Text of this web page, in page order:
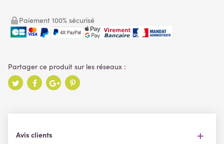
Paiement 100% sécurisé
Avis clients